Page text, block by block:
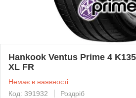
Hankook Ventus Prime 4
XL FR
Немає в наявності
Код: 391932
Роздріб